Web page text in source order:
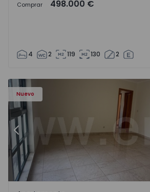
Comprar 498.000 €
4 2 119 130 2
Nuevo
- 15
Apartamento T3 Sintra, Algueirão-
Anterior